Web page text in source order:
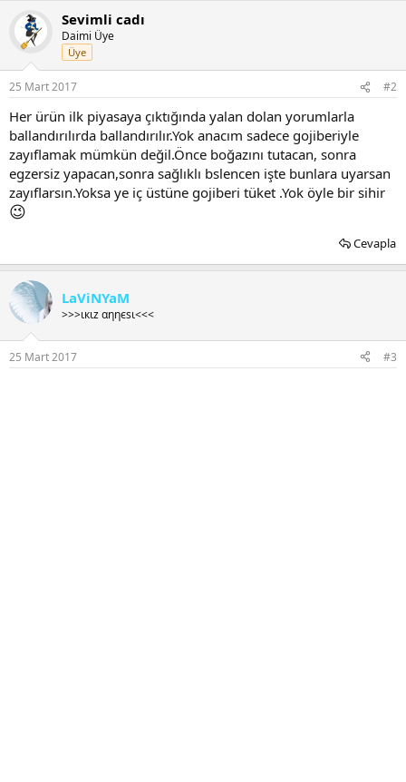
Sevimli cadı
Daimi Üye
Üye
25 Mart 2017 #2
Her ürün ilk piyasaya çıktığında yalan dolan yorumlarla
ballandırılırda ballandırılır.Yok anacım sadece gojiberiyle
zayıflamak mümkün değil.Önce boğazını tutacan, sonra
egzersiz yapacan,sonra sağlıklı bslencen işte bunlara uyarsan
zayıflarsın.Yoksa ye iç üstüne gojiberi tüket .Yok öyle bir sihir
😉
Cevapla
LaViNYaM
>>>ιкιz αηηєѕι<<<
25 Mart 2017 #3